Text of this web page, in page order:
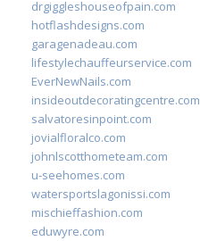
drgiggleshouseofpain.com
hotflashdesigns.com
garagenadeau.com
lifestylechauffeurservice.com
EverNewNails.com
insideoutdecoratingcentre.com
salvatoresinpoint.com
jovialfloralco.com
johnlscotthometeam.com
u-seehomes.com
watersportslagonissi.com
mischieffashion.com
eduwyre.com